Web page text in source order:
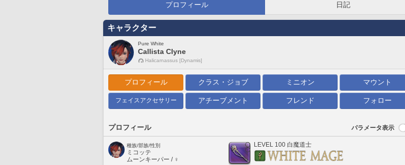
プロフィール 日記
キャラクター
Pure White
Callista Clyne
Halicarnassus [Dynamis]
プロフィール クラス・ジョブ ミニオン マウント
フェイスアクセサリー アチーブメント フレンド フォロー
プロフィール パラメータ表示
種族/部族/性別
ミコッテ
ムーンキーパー / ♀
LEVEL 100 白魔道士